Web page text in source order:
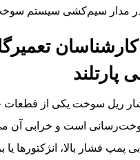
مدار سیم‌کشی سیستم
ریل سوخت یکی از
است و خرابی آن
پمپ فشار بالا، انژکتورها یا